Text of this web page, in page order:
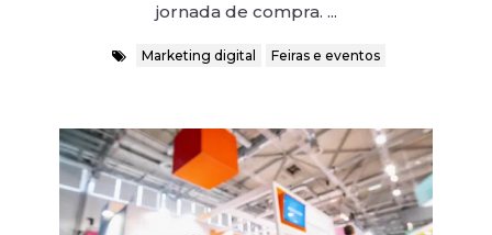
jornada de compra. ...
Marketing digital Feiras e eventos